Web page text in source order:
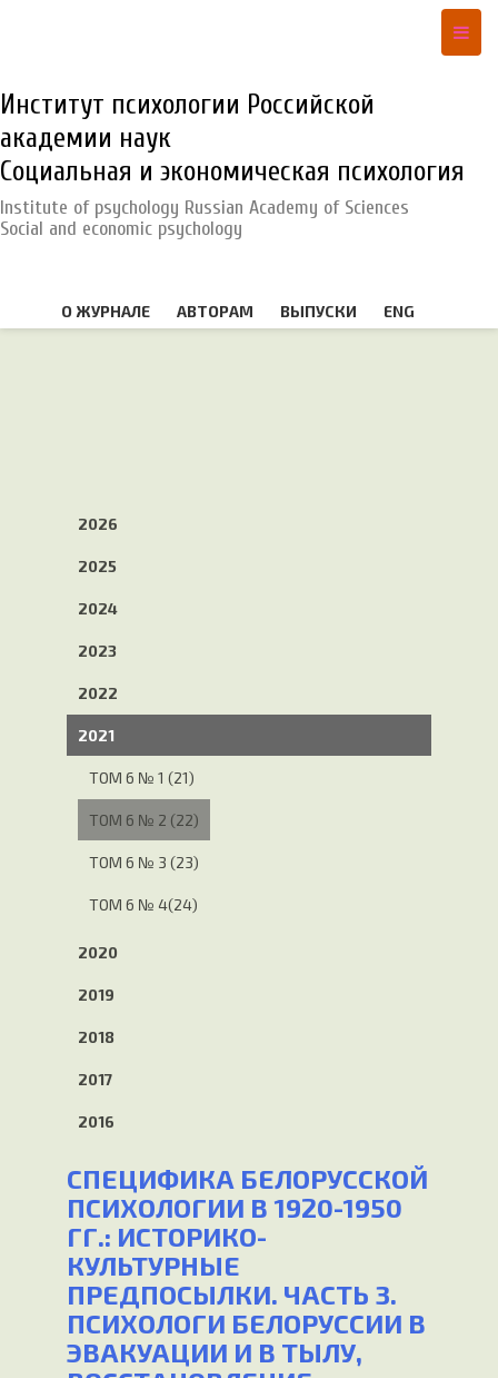
Институт психологии Российской
академии наук
Социальная и экономическая психология
Institute of psychology Russian Academy of Sciences
Social and economic psychology
О ЖУРНАЛЕ АВТОРАМ ВЫПУСКИ ENG
2026
2025
2024
2023
2022
2021
ТОМ 6 № 1 (21)
ТОМ 6 № 2 (22)
ТОМ 6 № 3 (23)
ТОМ 6 № 4(24)
2020
2019
2018
2017
2016
СПЕЦИФИКА БЕЛОРУССКОЙ
ПСИХОЛОГИИ В 1920-1950
ГГ.: ИСТОРИКО-
КУЛЬТУРНЫЕ
ПРЕДПОСЫЛКИ. ЧАСТЬ 3.
ПСИХОЛОГИ БЕЛОРУССИИ В
ЭВАКУАЦИИ И В ТЫЛУ,